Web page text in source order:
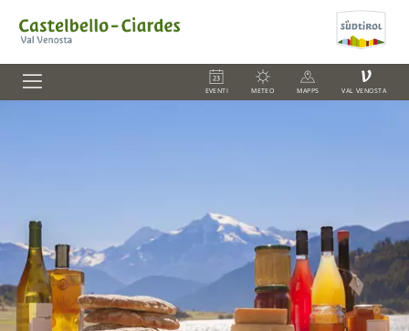
EVENTI METEO MAPPS
V
VAL VENOSTA